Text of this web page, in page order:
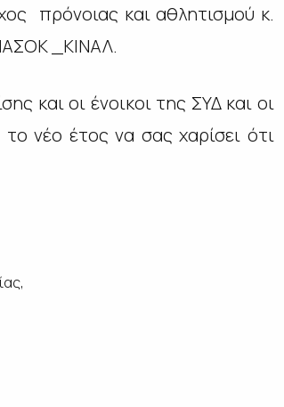
πρόνοιας και αθλητισμού κ.
_ΚΙΝΑΛ.
και οι ένοικοι της ΣΥΔ και οι
νέο έτος να σας χαρίσει ότι